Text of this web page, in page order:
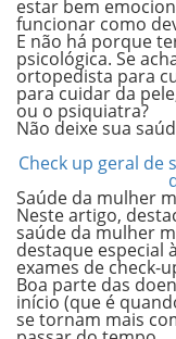
estar bem
funcionar como
E não há porque
psicológica. Se
ortopedista para
para cuidar da
ou o psiquiatra?
Não deixe sua
Check up geral de
Saúde da mulher
Neste artigo,
saúde da mulher
destaque especial
exames de check-
Boa parte das
início (que é
se tornam mais